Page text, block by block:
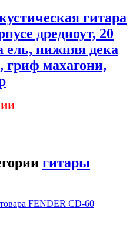
гитара
дредноут, 20
ель, нижняя дека
гриф махагони,
гитары